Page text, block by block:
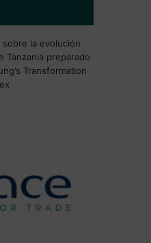
la evolución
Tanzania preparado
Transformation